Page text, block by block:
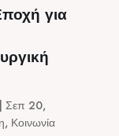
για
Σεπ 20,
, Κοινωνία